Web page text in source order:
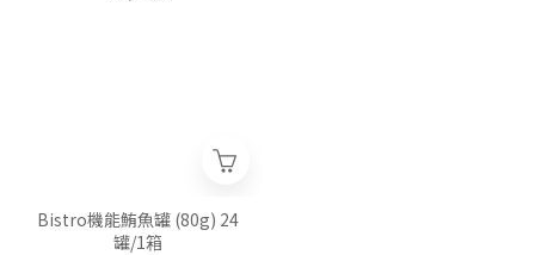
Bistro機能鮪魚罐 (80g) 24
罐/1箱